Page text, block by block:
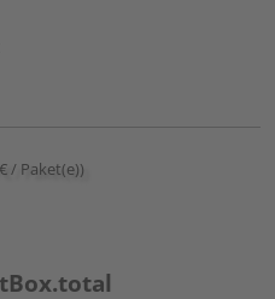
/ Paket(e))